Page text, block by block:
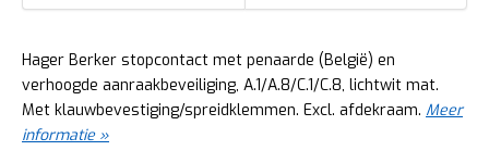
Hager Berker stopcontact met penaarde (België) en
verhoogde aanraakbeveiliging, A.1/A.8/C.1/C.8, lichtwit mat.
Met klauwbevestiging/spreidklemmen. Excl. afdekraam. Meer
informatie »